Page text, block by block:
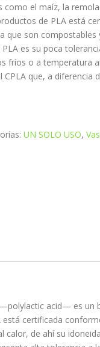
como el maíz, la
de PLA está
que son compostables
es su poca
fríos o a temperatura
CPLA que, a
UN SOLO USO,
acid— es un
certificada
calor, de ahí su